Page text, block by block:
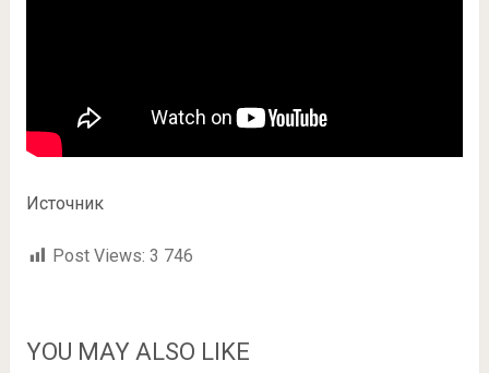
Источник
Post Views: 3 746
YOU MAY ALSO LIKE